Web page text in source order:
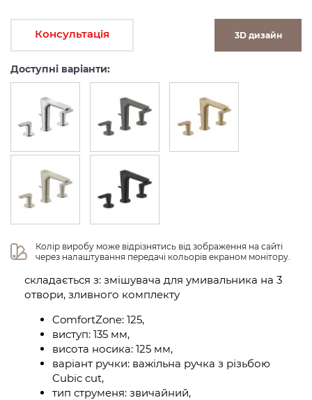
Консультація 3D дизайн
Доступні варіанти:
Колір виробу може відрізнятись від зображення на сайті
через налаштування передачі кольорів екраном монітору.
складається з: змішувача для умивальника на 3
отвори, зливного комплекту
ComfortZone: 125,
виступ: 135 мм,
висота носика: 125 мм,
варіант ручки: важільна ручка з різьбою
Cubic cut,
тип струменя: звичайний,